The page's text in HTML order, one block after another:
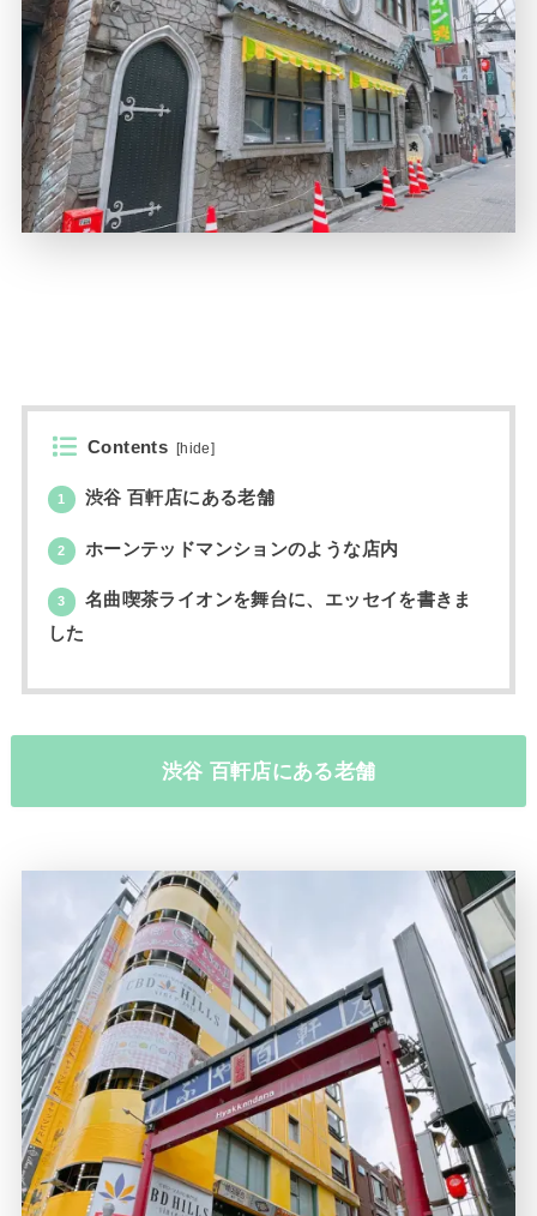
Contents [hide]
1 渋谷 百軒店にある老舗
2 ホーンテッドマンションのような店内
3
名曲喫茶ライオンを舞台に、エッセイを書きま
した
渋谷 百軒店にある老舗